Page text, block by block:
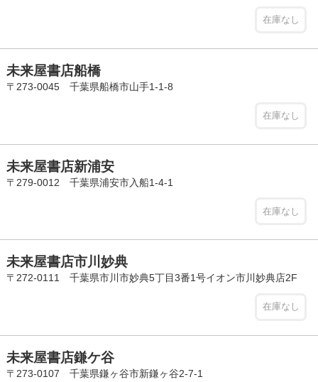
在庫なし
未来屋書店船橋
〒273-0045 千葉県船橋市山手1-1-8
在庫なし
未来屋書店新浦安
〒279-0012 千葉県浦安市入船1-4-1
在庫なし
未来屋書店市川妙典
〒272-0111 千葉県市川市妙典5丁目3番1号イオン市川妙典店2F
在庫なし
未来屋書店鎌ケ谷
〒273-0107 千葉県鎌ヶ谷市新鎌ヶ谷2-7-1